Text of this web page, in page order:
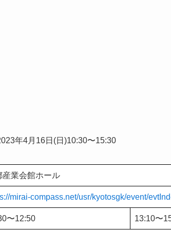
年4月 16日(日)10:30〜15:30
産業会館ホール
mirai-compass.net/usr/kyotosgk/event/
〜12:50 13:10〜